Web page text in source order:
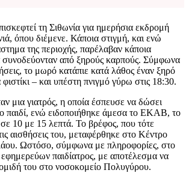
τη Σιθωνία για ημερήσια εκδρομή
όπου διέμενε. Κάποια στιγμή, και ενώ
της περιοχής, παρέλαβαν κάποια
συνοδεύονταν από ξηρούς καρπούς. Σύμφωνα
το μωρό κατάπιε κατά λάθος έναν ξηρό
– και υπέστη πνιγμό γύρω στις 18:30.
μια γιατρός, η οποία έσπευσε να δώσει
παιδί, ενώ ειδοποιήθηκε άμεσα το ΕΚΑΒ, το
10 με 15 λεπτά. Το βρέφος, που τότε
αισθήσεις του, μεταφέρθηκε στο Κέντρο
Ωστόσο, σύμφωνα με πληροφορίες, στο
παιδίατρος, με αποτέλεσμα να
του στο νοσοκομείο Πολυγύρου.